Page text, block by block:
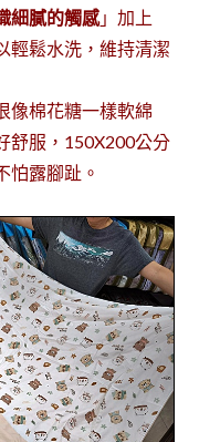
細膩的觸感」加上
輕鬆水洗，維持清潔
像棉花糖一樣軟綿
舒服，150X200公分
怕露腳趾。